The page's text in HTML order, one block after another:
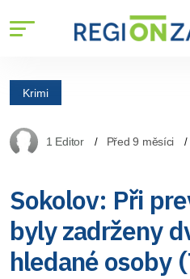
Krimi
1 Editor Před 9 měsíci
Sokolov: Při
byly zadrženy
hledané osoby